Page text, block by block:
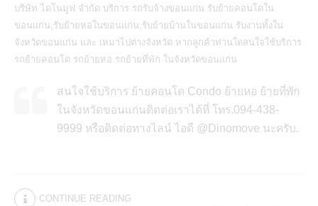
บริษัท ไดโนมูฟ จำกัด บริการ รถรับจ้างขอนแก่น รับย้ายคอนโดใน
ขอนแก่น,รับย้ายหอในขอนแก่น,รับย้ายบ้านในขอนแก่น รับงานทั้งใน
จังหวัดขอนแก่น และ เหมาไปต่างจังหวัด หากลูกค้าท่านใดสนใจใช้บริการ
รถย้ายคอนโด รถย้ายหอ รถย้ายที่พัก ในจังหวัดขอนแก่น
สนใจใช้บริการ ย้ายคอนโด Condo ย้ายหอ ย้ายที่พัก
ในจังหวัดขอนแก่นติดต่อเราได้ที่ โทร.094-438-
9999 หรือติดต่อทางไลน์ ไอดี @Dinomove นะครับ.
CONTINUE READING